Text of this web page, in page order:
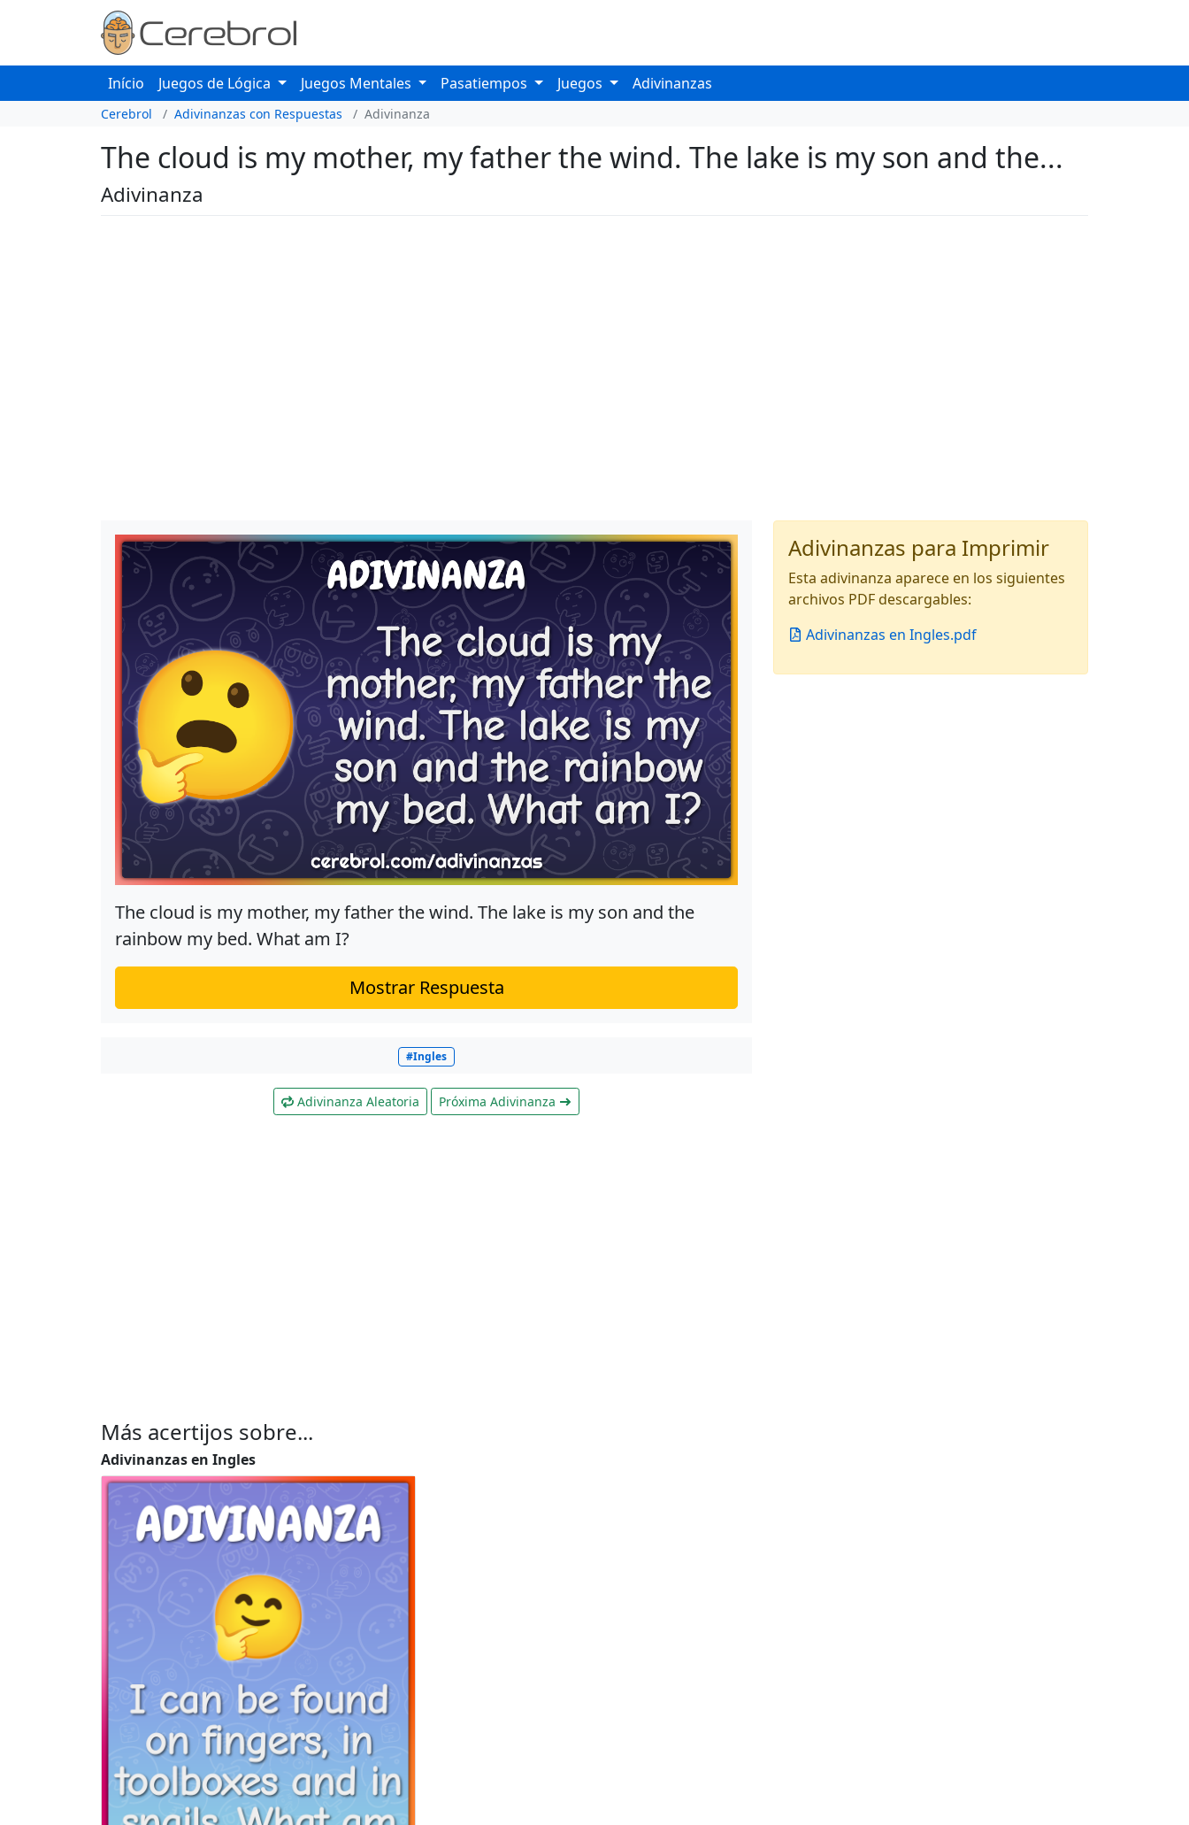
Início Juegos de Lógica Juegos Mentales Pasatiempos Juegos Adivinanzas
Cerebrol Adivinanzas con Respuestas Adivinanza
The cloud is my mother, my father the wind. The lake is my son and the...
Adivinanza
The cloud is my mother, my father the wind. The lake is my son and the
rainbow my bed. What am I?
Mostrar Respuesta
#Ingles
Adivinanza Aleatoria Próxima Adivinanza
Adivinanzas para Imprimir
Esta adivinanza aparece en los siguientes
archivos PDF descargables:
Adivinanzas en Ingles.pdf
Más acertijos sobre...
Adivinanzas en Ingles